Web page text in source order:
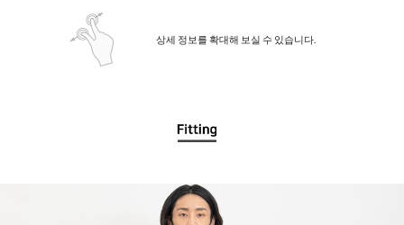
상세 정보를 확대해 보실 수 있습니다.